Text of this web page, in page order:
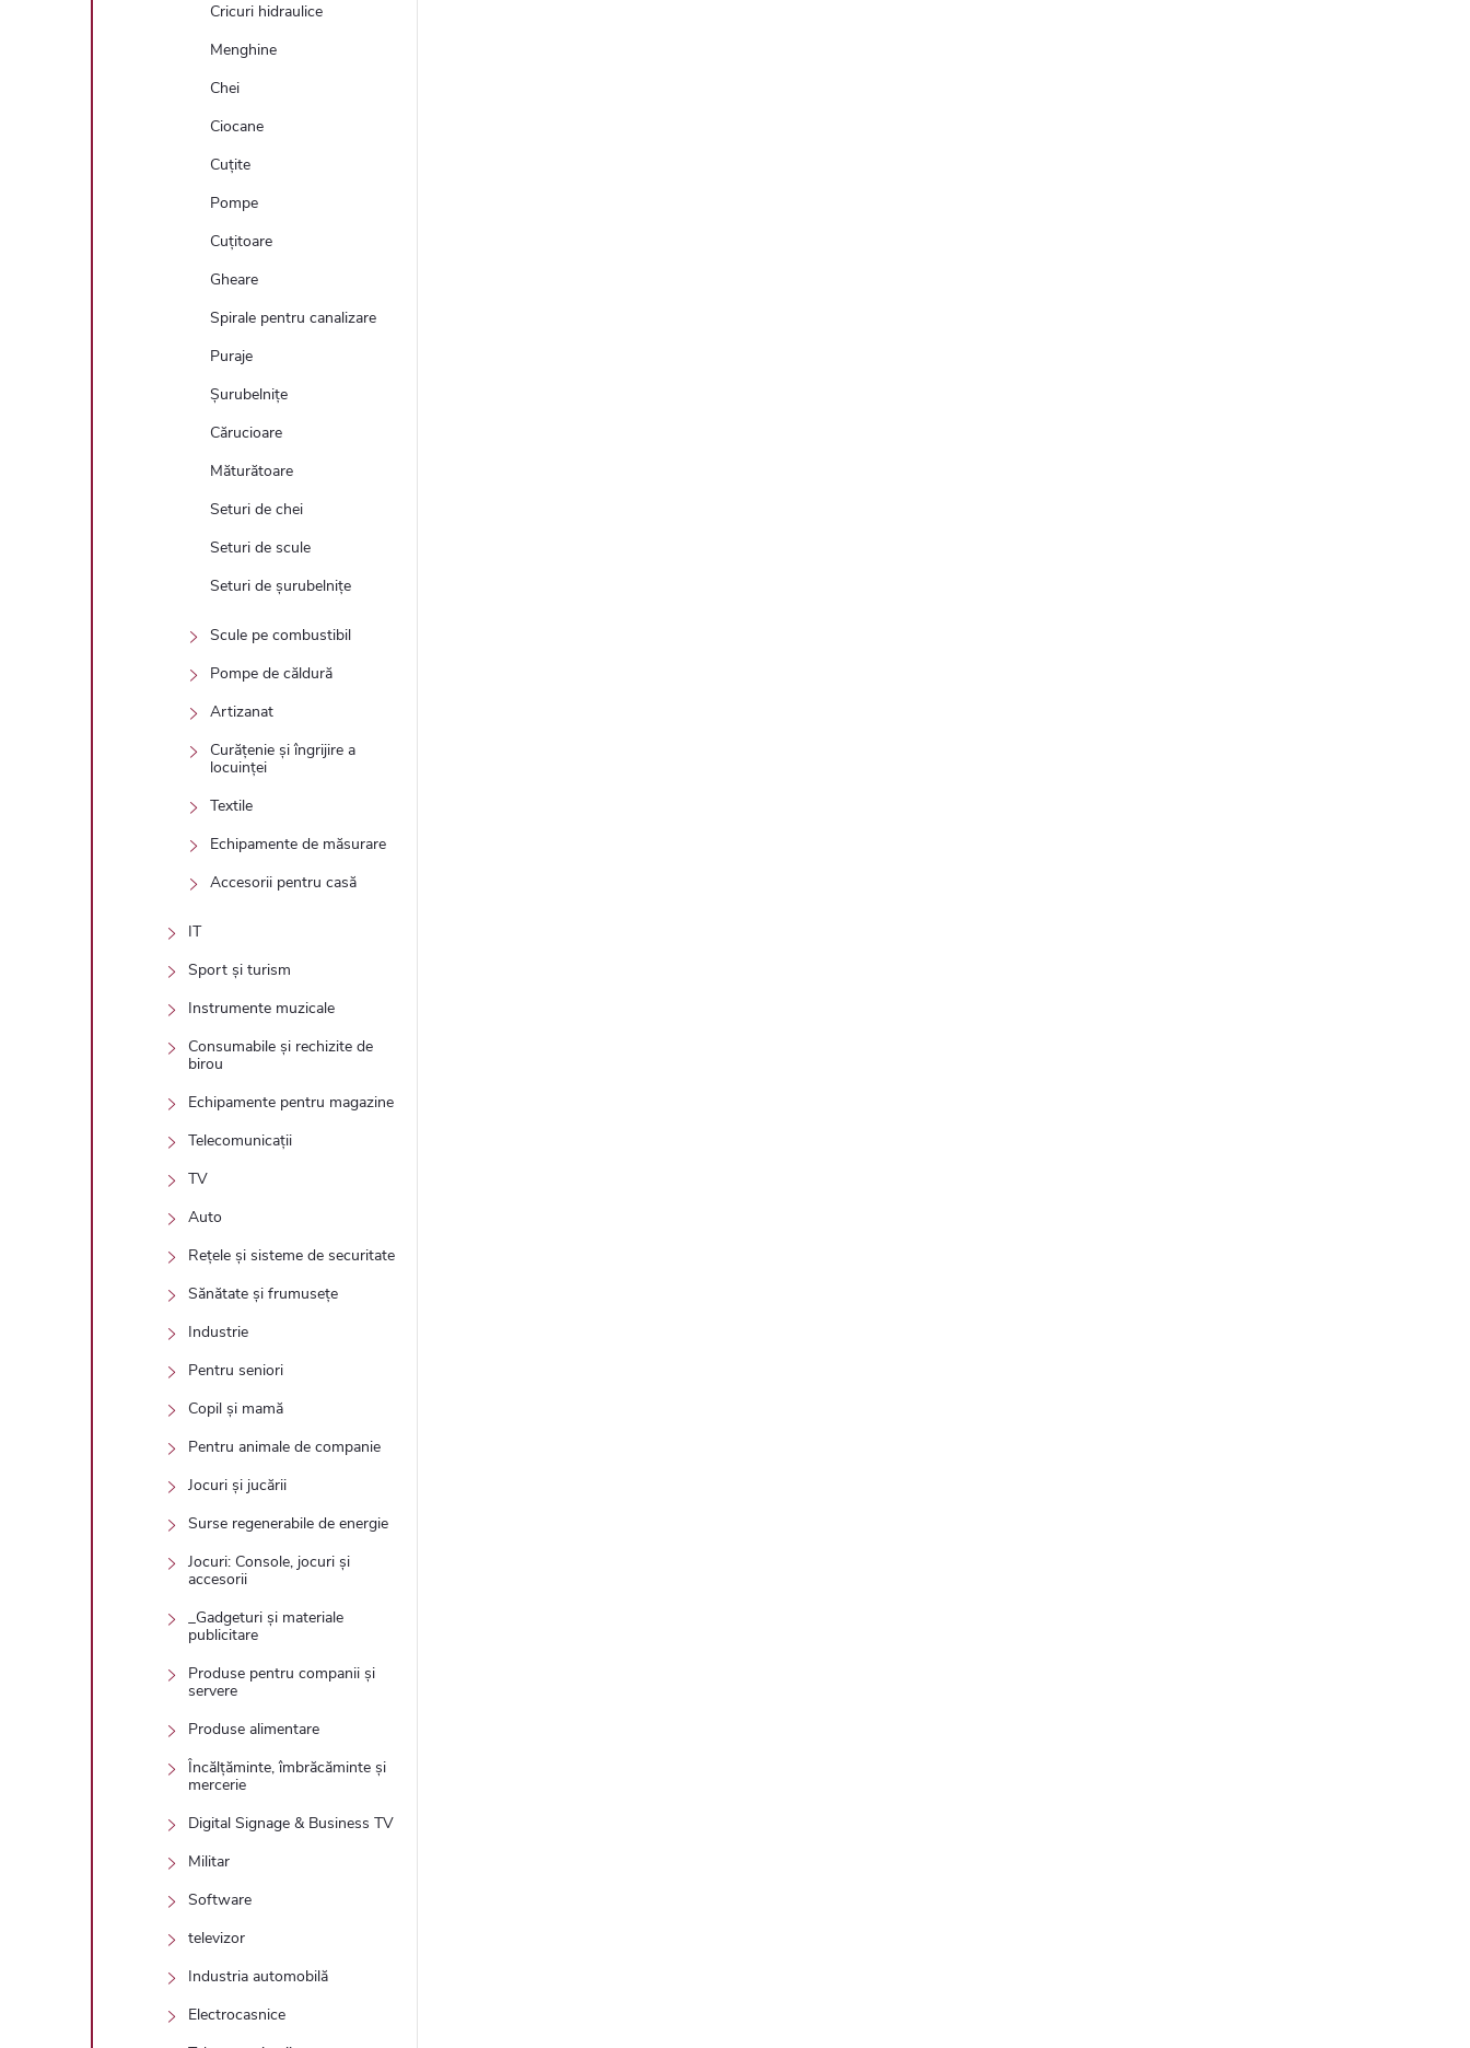
Cricuri hidraulice
Menghine
Chei
Ciocane
Cuțite
Pompe
Cuțitoare
Gheare
Spirale pentru canalizare
Puraje
Șurubelnițe
Cărucioare
Măturătoare
Seturi de chei
Seturi de scule
Seturi de șurubelnițe
Scule pe combustibil
Pompe de căldură
Artizanat
Curățenie și îngrijire a
locuinței
Textile
Echipamente de măsurare
Accesorii pentru casă
IT
Sport și turism
Instrumente muzicale
Consumabile și rechizite de
birou
Echipamente pentru magazine
Telecomunicații
TV
Auto
Rețele și sisteme de securitate
Sănătate și frumusețe
Industrie
Pentru seniori
Copil și mamă
Pentru animale de companie
Jocuri și jucării
Surse regenerabile de energie
Jocuri: Console, jocuri și
accesorii
_Gadgeturi și materiale
publicitare
Produse pentru companii și
servere
Produse alimentare
Încălțăminte, îmbrăcăminte și
mercerie
Digital Signage & Business TV
Militar
Software
televizor
Industria automobilă
Electrocasnice